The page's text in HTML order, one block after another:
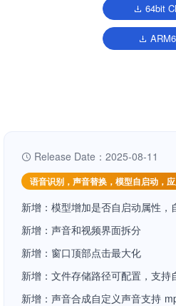
64bit
Release Date：2025-08-11
语音识别，声音替换，模型自启动，
新增：模型增加是否自启动属性，
新增：声音和视频界面拆分
新增：窗口顶部点击最大化
新增：文件存储路径可配置，支持
新增：声音合成自定义声音支持